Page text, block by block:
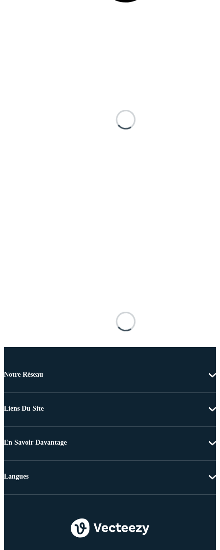
Notre Réseau
Liens Du Site
En Savoir Davantage
Langues